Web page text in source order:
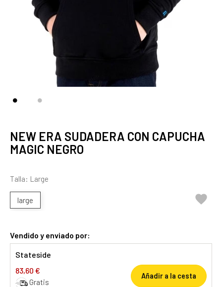
NEW ERA SUDADERA CON CAPUCHA
MAGIC NEGRO
Talla: Large
large 
Vendido y enviado por:
Stateside
83,60 €
Gratis
Añadir a la cesta